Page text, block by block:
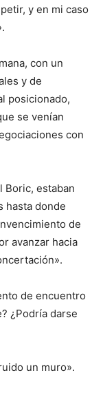
y en mi caso
con un
y de
posicionado,
se venían
con
Boric, estaban
hasta donde
de
avanzar hacia
de encuentro
¿Podría darse
un muro».